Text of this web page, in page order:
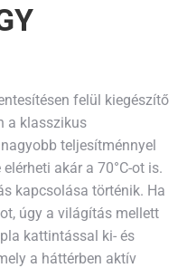
felül kiegészítő
a klasszikus
teljesítménnyel
akár a 70°C-ot is.
kapcsolása történik. Ha
úgy a világítás mellett
kattintással ki- és
a háttérben aktív